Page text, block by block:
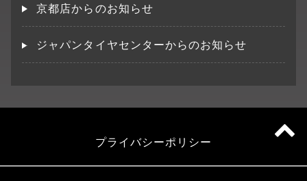
京都店からのお知らせ
ジャパンタイヤセンターからのお知らせ
プライバシーポリシー